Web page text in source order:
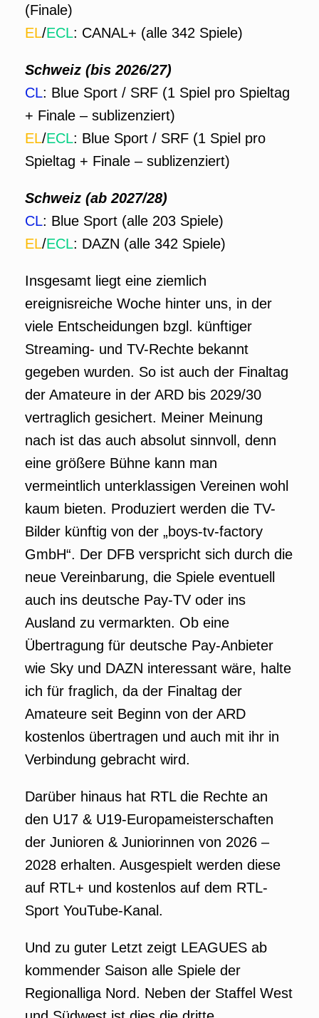
(Finale)
EL/ECL: CANAL+ (alle 342 Spiele)
Schweiz (bis 2026/27)
CL: Blue Sport / SRF (1 Spiel pro Spieltag
+ Finale – sublizenziert)
EL/ECL: Blue Sport / SRF (1 Spiel pro
Spieltag + Finale – sublizenziert)
Schweiz (ab 2027/28)
CL: Blue Sport (alle 203 Spiele)
EL/ECL: DAZN (alle 342 Spiele)
Insgesamt liegt eine ziemlich
ereignisreiche Woche hinter uns, in der
viele Entscheidungen bzgl. künftiger
Streaming- und TV-Rechte bekannt
gegeben wurden. So ist auch der Finaltag
der Amateure in der ARD bis 2029/30
vertraglich gesichert. Meiner Meinung
nach ist das auch absolut sinnvoll, denn
eine größere Bühne kann man
vermeintlich unterklassigen Vereinen wohl
kaum bieten. Produziert werden die TV-
Bilder künftig von der „boys-tv-factory
GmbH“. Der DFB verspricht sich durch die
neue Vereinbarung, die Spiele eventuell
auch ins deutsche Pay-TV oder ins
Ausland zu vermarkten. Ob eine
Übertragung für deutsche Pay-Anbieter
wie Sky und DAZN interessant wäre, halte
ich für fraglich, da der Finaltag der
Amateure seit Beginn von der ARD
kostenlos übertragen und auch mit ihr in
Verbindung gebracht wird.
Darüber hinaus hat RTL die Rechte an
den U17 & U19-Europameisterschaften
der Junioren & Juniorinnen von 2026 –
2028 erhalten. Ausgespielt werden diese
auf RTL+ und kostenlos auf dem RTL-
Sport YouTube-Kanal.
Und zu guter Letzt zeigt LEAGUES ab
kommender Saison alle Spiele der
Regionalliga Nord. Neben der Staffel West